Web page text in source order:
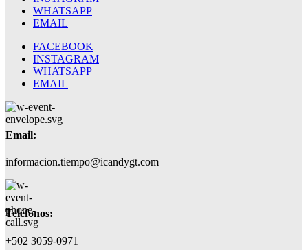
WHATSAPP
EMAIL
FACEBOOK
INSTAGRAM
WHATSAPP
EMAIL
Email:
informacion.tiempo@icandygt.com
Teléfonos:
+502 3059-0971